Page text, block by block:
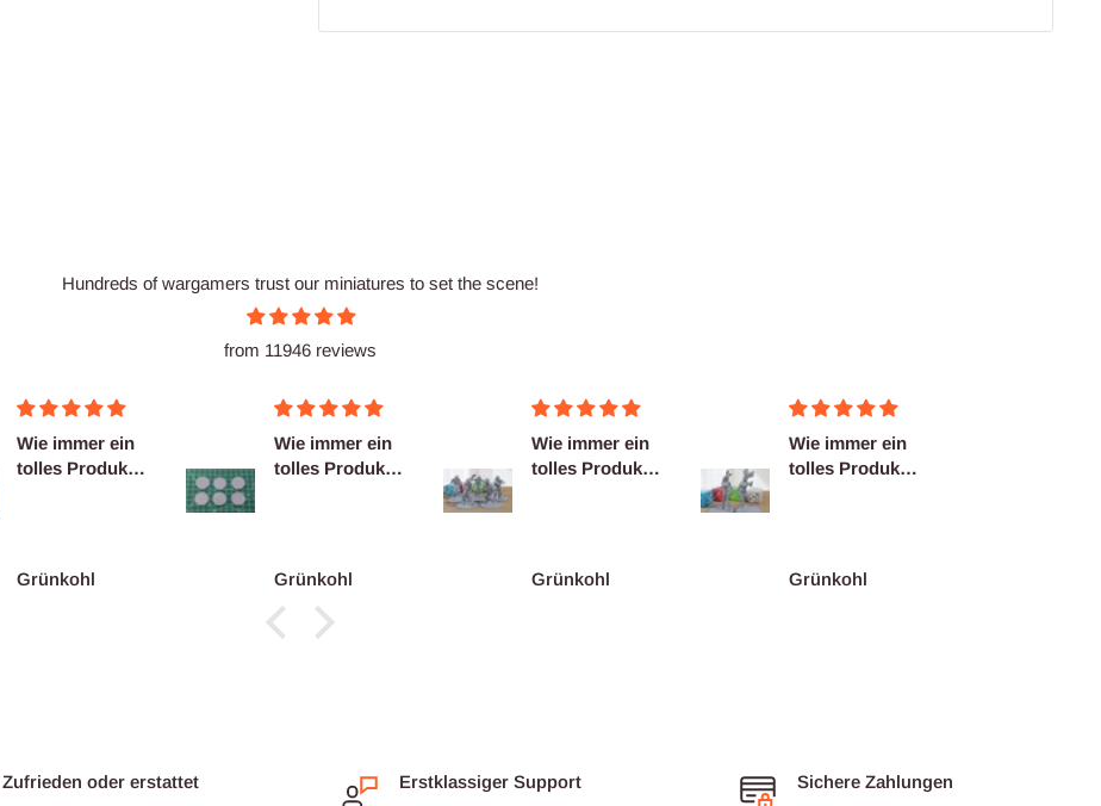
Hundreds of wargamers trust our miniatures to set the scene!
from 11946 reviews
Wie immer ein
tolles Produkt.
Grünkohl
Wie immer ein
tolles Produkt.
Grünkohl
Wie immer ein
tolles Produkt.
Grünkohl
Wie immer ein
tolles Produkt.
Grünkohl
Zufrieden oder erstattet
Erstklassiger Support
Sichere Zahlungen